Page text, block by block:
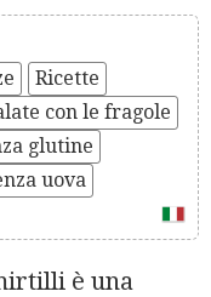
Ricette
con le fragole
glutine
uova
è una